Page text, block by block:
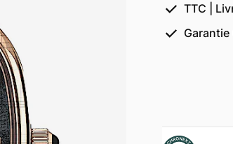
TTC |
Garantie